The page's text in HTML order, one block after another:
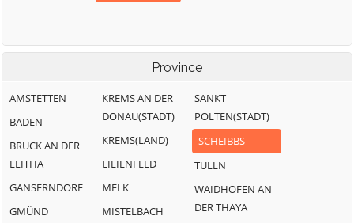
Province
AMSTETTEN
BADEN
BRUCK AN DER
LEITHA
GÄNSERNDORF
GMÜND
KREMS AN DER
DONAU(STADT)
KREMS(LAND)
LILIENFELD
MELK
MISTELBACH
SANKT
PÖLTEN(STADT)
SCHEIBBS
TULLN
WAIDHOFEN AN
DER THAYA